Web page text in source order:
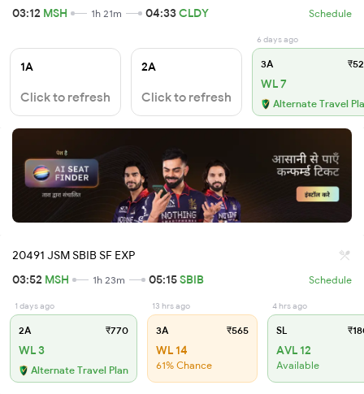
03:12 MSH 1h 21m 04:33CLDY Schedule
1A
Click to refresh
2A
Click to refresh
6 days ago
3A
WL 7
Alternate Travel
20491 JSM SBIB SF EXP
03:52 MSH 1h 23m 05:15SBIB Schedule
1 days ago
2A ₹770
WL 3
Alternate Travel Plan
13 hrs ago
3A ₹565
WL 14
61% Chance
4 hrs ago
SL
AVL 12
Available